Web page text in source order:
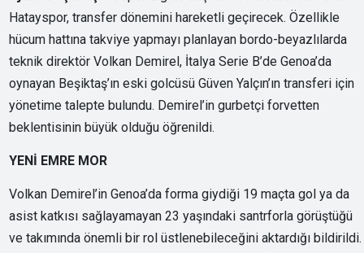
Hatayspor, transfer dönemini hareketli geçirecek. Özellikle
hücum hattına takviye yapmayı planlayan bordo-beyazlılarda
teknik direktör Volkan Demirel, İtalya Serie B’de Genoa’da
oynayan Beşiktaş’ın eski golcüsü Güven Yalçın’ın transferi için
yönetime talepte bulundu. Demirel’in gurbetçi forvetten
beklentisinin büyük olduğu öğrenildi.
YENİ EMRE MOR
Volkan Demirel’in Genoa’da forma giydiği 19 maçta gol ya da
asist katkısı sağlayamayan 23 yaşındaki santrforla görüştüğü
ve takımında önemli bir rol üstlenebileceğini aktardığı bildirildi.